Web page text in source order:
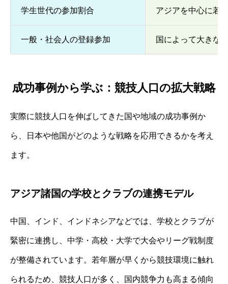
学生世代の参加割合 アジアを中心に若
一般・社会人の登録参加 国によって大きな
成功事例から学ぶ：競技人口の拡大戦略
実際に競技人口を伸ばしてきた国や地域の成功事例か
ら、日本や他国がどのような戦略を応用できるかを考え
ます。
アジア諸国の学校とクラブの連携モデル
中国、インド、インドネシアなどでは、学校とクラブが
緊密に連携し、中学・高校・大学で大会やリーグ戦制度
が整備されています。若年層が早くから競技環境に触れ
られるため、競技人口が多く、国内競争力も高まる傾向